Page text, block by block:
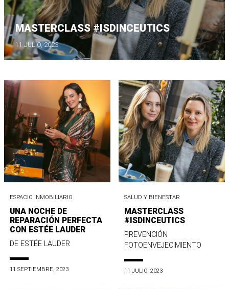
MASTERCLASS #ISDINCEUTICS
11 JULIO, 2023
ESPACIO INMOBILIARIO
UNA NOCHE DE
REPARACIÓN PERFECTA
CON ESTÉE LAUDER
DE ESTÉE LAUDER
11 SEPTIEMBRE, 2023
SALUD Y BIENESTAR
MASTERCLASS
#ISDINCEUTICS
PREVENCIÓN
FOTOENVEJECIMIENTO
11 JULIO, 2023